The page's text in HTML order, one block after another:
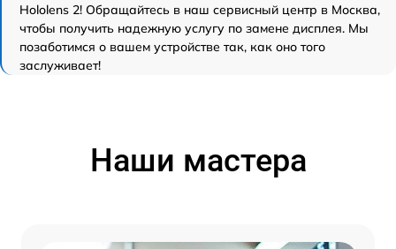
Hololens 2! Обращайтесь в наш сервисный центр в Москва,
чтобы получить надежную услугу по замене дисплея. Мы
позаботимся о вашем устройстве так, как оно того
заслуживает!
Наши мастера